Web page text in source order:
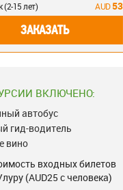
(2-15 лет) 53
ЗАКАЗАТЬ
ВКЛЮЧЕНО:
автобус
гид-водитель
вино
входных билетов
(AUD25 с человека)